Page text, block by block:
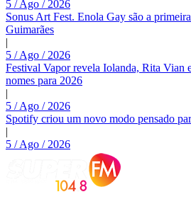
5 / Ago / 2026
Sonus Art Fest. Enola Gay são a
Guimarães
|
5 / Ago / 2026
Festival Vapor revela Iolanda, Rita Vian
nomes para 2026
|
5 / Ago / 2026
Spotify criou um novo modo pensado
|
5 / Ago / 2026